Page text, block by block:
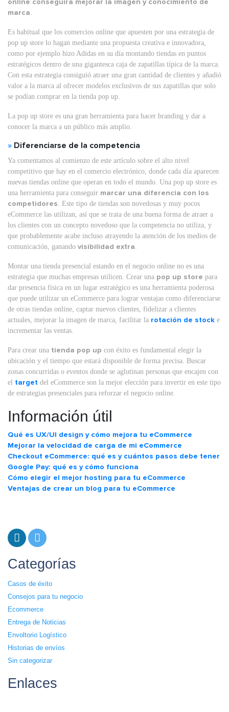
online conseguirá mejorar la imagen y conocimiento de
marca
Es habitual que los comercios online que apuesten por una estrategia de
pop up store lo hagan mediante una propuesta creativa e innovadora,
como por ejemplo hizo Adidas en su día montando tiendas en puntos
estratégicos dentro de una gigantesca caja de zapatillas típica de la marca.
Con esta estrategia consiguió atraer una gran cantidad de clientes y añadió
valor a la marca al ofrecer modelos exclusivos de sus zapatillas que solo
se podían comprar en la tienda pop up.
La pop up store es una gran herramienta para hacer branding y dar a
conocer la marca a un público más amplio.
» Diferenciarse de la competencia
Ya comentamos al comienzo de este artículo sobre el alto nivel
competitivo que hay en el comercio electrónico, donde cada día aparecen
nuevas tiendas online que operan en todo el mundo. Una pop up store es
una herramienta para conseguir marcar una diferencia con los
competidores . Este tipo de tiendas son novedosas y muy pocos
eCommerce las utilizan, así que se trata de una buena forma de atraer a
los clientes con un concepto novedoso que la competencia no utiliza, y
que probablemente acabe incluso atrayendo la atención de los medios de
comunicación, ganando visibilidad extra
Montar una tienda presencial estando en el negocio online no es una
estrategia que muchas empresas utilicen. Crear una pop up store para
dar presencia física en un lugar estratégico es una herramienta poderosa
que puede utilizar un eCommerce para lograr ventajas como diferenciarse
de otras tiendas online, captar nuevos clientes, fidelizar a clientes
actuales, mejorar la imagen de marca, facilitar la rotación de stock e
incrementar las ventas.
Para crear una tienda pop up con éxito es fundamental elegir la
ubicación y el tiempo que estará disponible de forma precisa. Buscar
zonas concurridas o eventos donde se aglutinan personas que encajen con
el target del eCommerce son la mejor elección para invertir en este tipo
de estrategias presenciales para reforzar el negocio online.
Información útil
Qué es UX/UI design y cómo mejora tu eCommerce
Mejorar la velocidad de carga de mi eCommerce
Checkout eCommerce: qué es y cuántos pasos debe tener
Google Pay: qué es y cómo funciona
Cómo elegir el mejor hosting para tu eCommerce
Ventajas de crear un blog para tu eCommerce
Categorías
Casos de éxito
Consejos para tu negocio
Ecommerce
Entrega de Noticias
Envoltorio Logístico
Historias de envíos
Sin categorizar
Enlaces